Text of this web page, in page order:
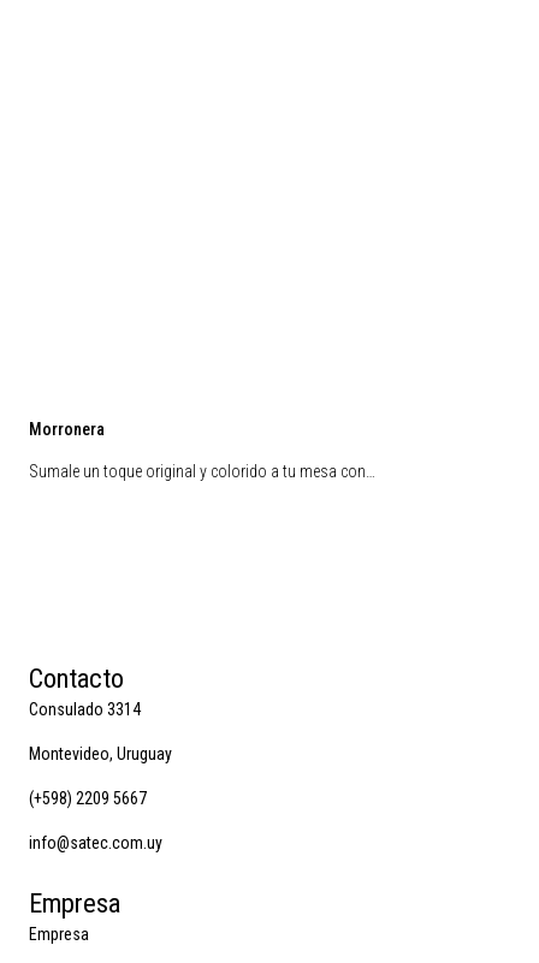
Morronera
Sumale un toque original y colorido a tu mesa con…
Contacto
Consulado 3314
Montevideo, Uruguay
(+598) 2209 5667
info@satec.com.uy
Empresa
Empresa